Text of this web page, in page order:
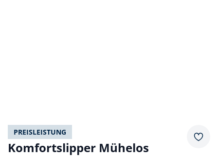
PREISLEISTUNG
Komfortslipper Mühelos